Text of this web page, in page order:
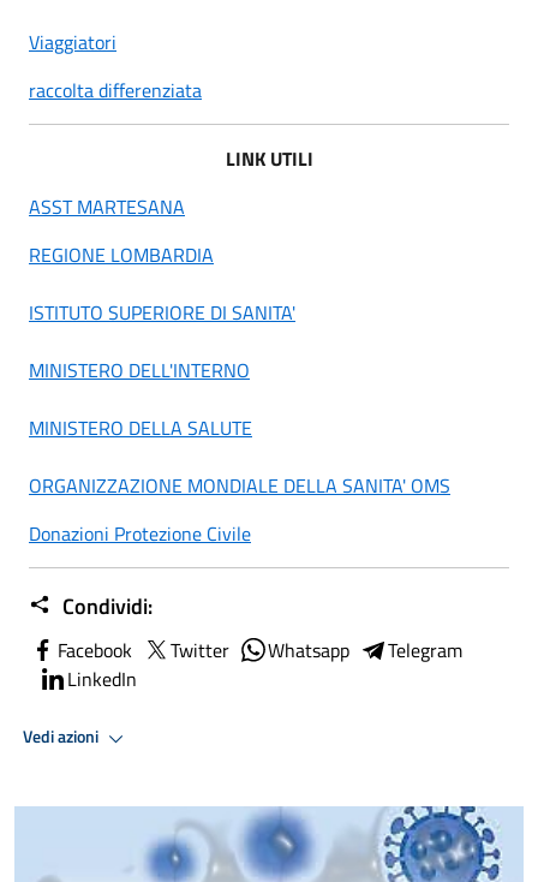
Viaggiatori
raccolta differenziata
LINK UTILI
ASST MARTESANA
REGIONE LOMBARDIA
ISTITUTO SUPERIORE DI SANITA'
MINISTERO DELL'INTERNO
MINISTERO DELLA SALUTE
ORGANIZZAZIONE MONDIALE DELLA SANITA' OMS
Donazioni Protezione Civile
Condividi:
Facebook Twitter Whatsapp
Telegram
LinkedIn
Vedi azioni